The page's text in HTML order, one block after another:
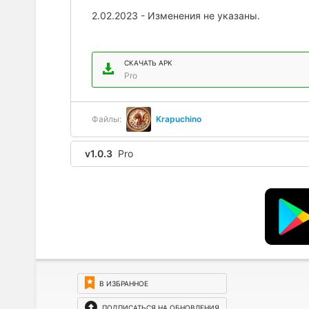
2.02.2023 - Изменения не указаны.
СКАЧАТЬ APK
Pro
Файлы: Krapuchino
v1.0.3 Pro
В ИЗБРАННОЕ
ПОДПИСАТЬСЯ НА ОБНОВЛЕНИЯ